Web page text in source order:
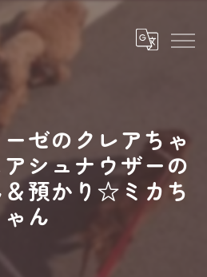
ゼのクレアちゃ
シュナウザーの
預かり☆ミカち
ゃん